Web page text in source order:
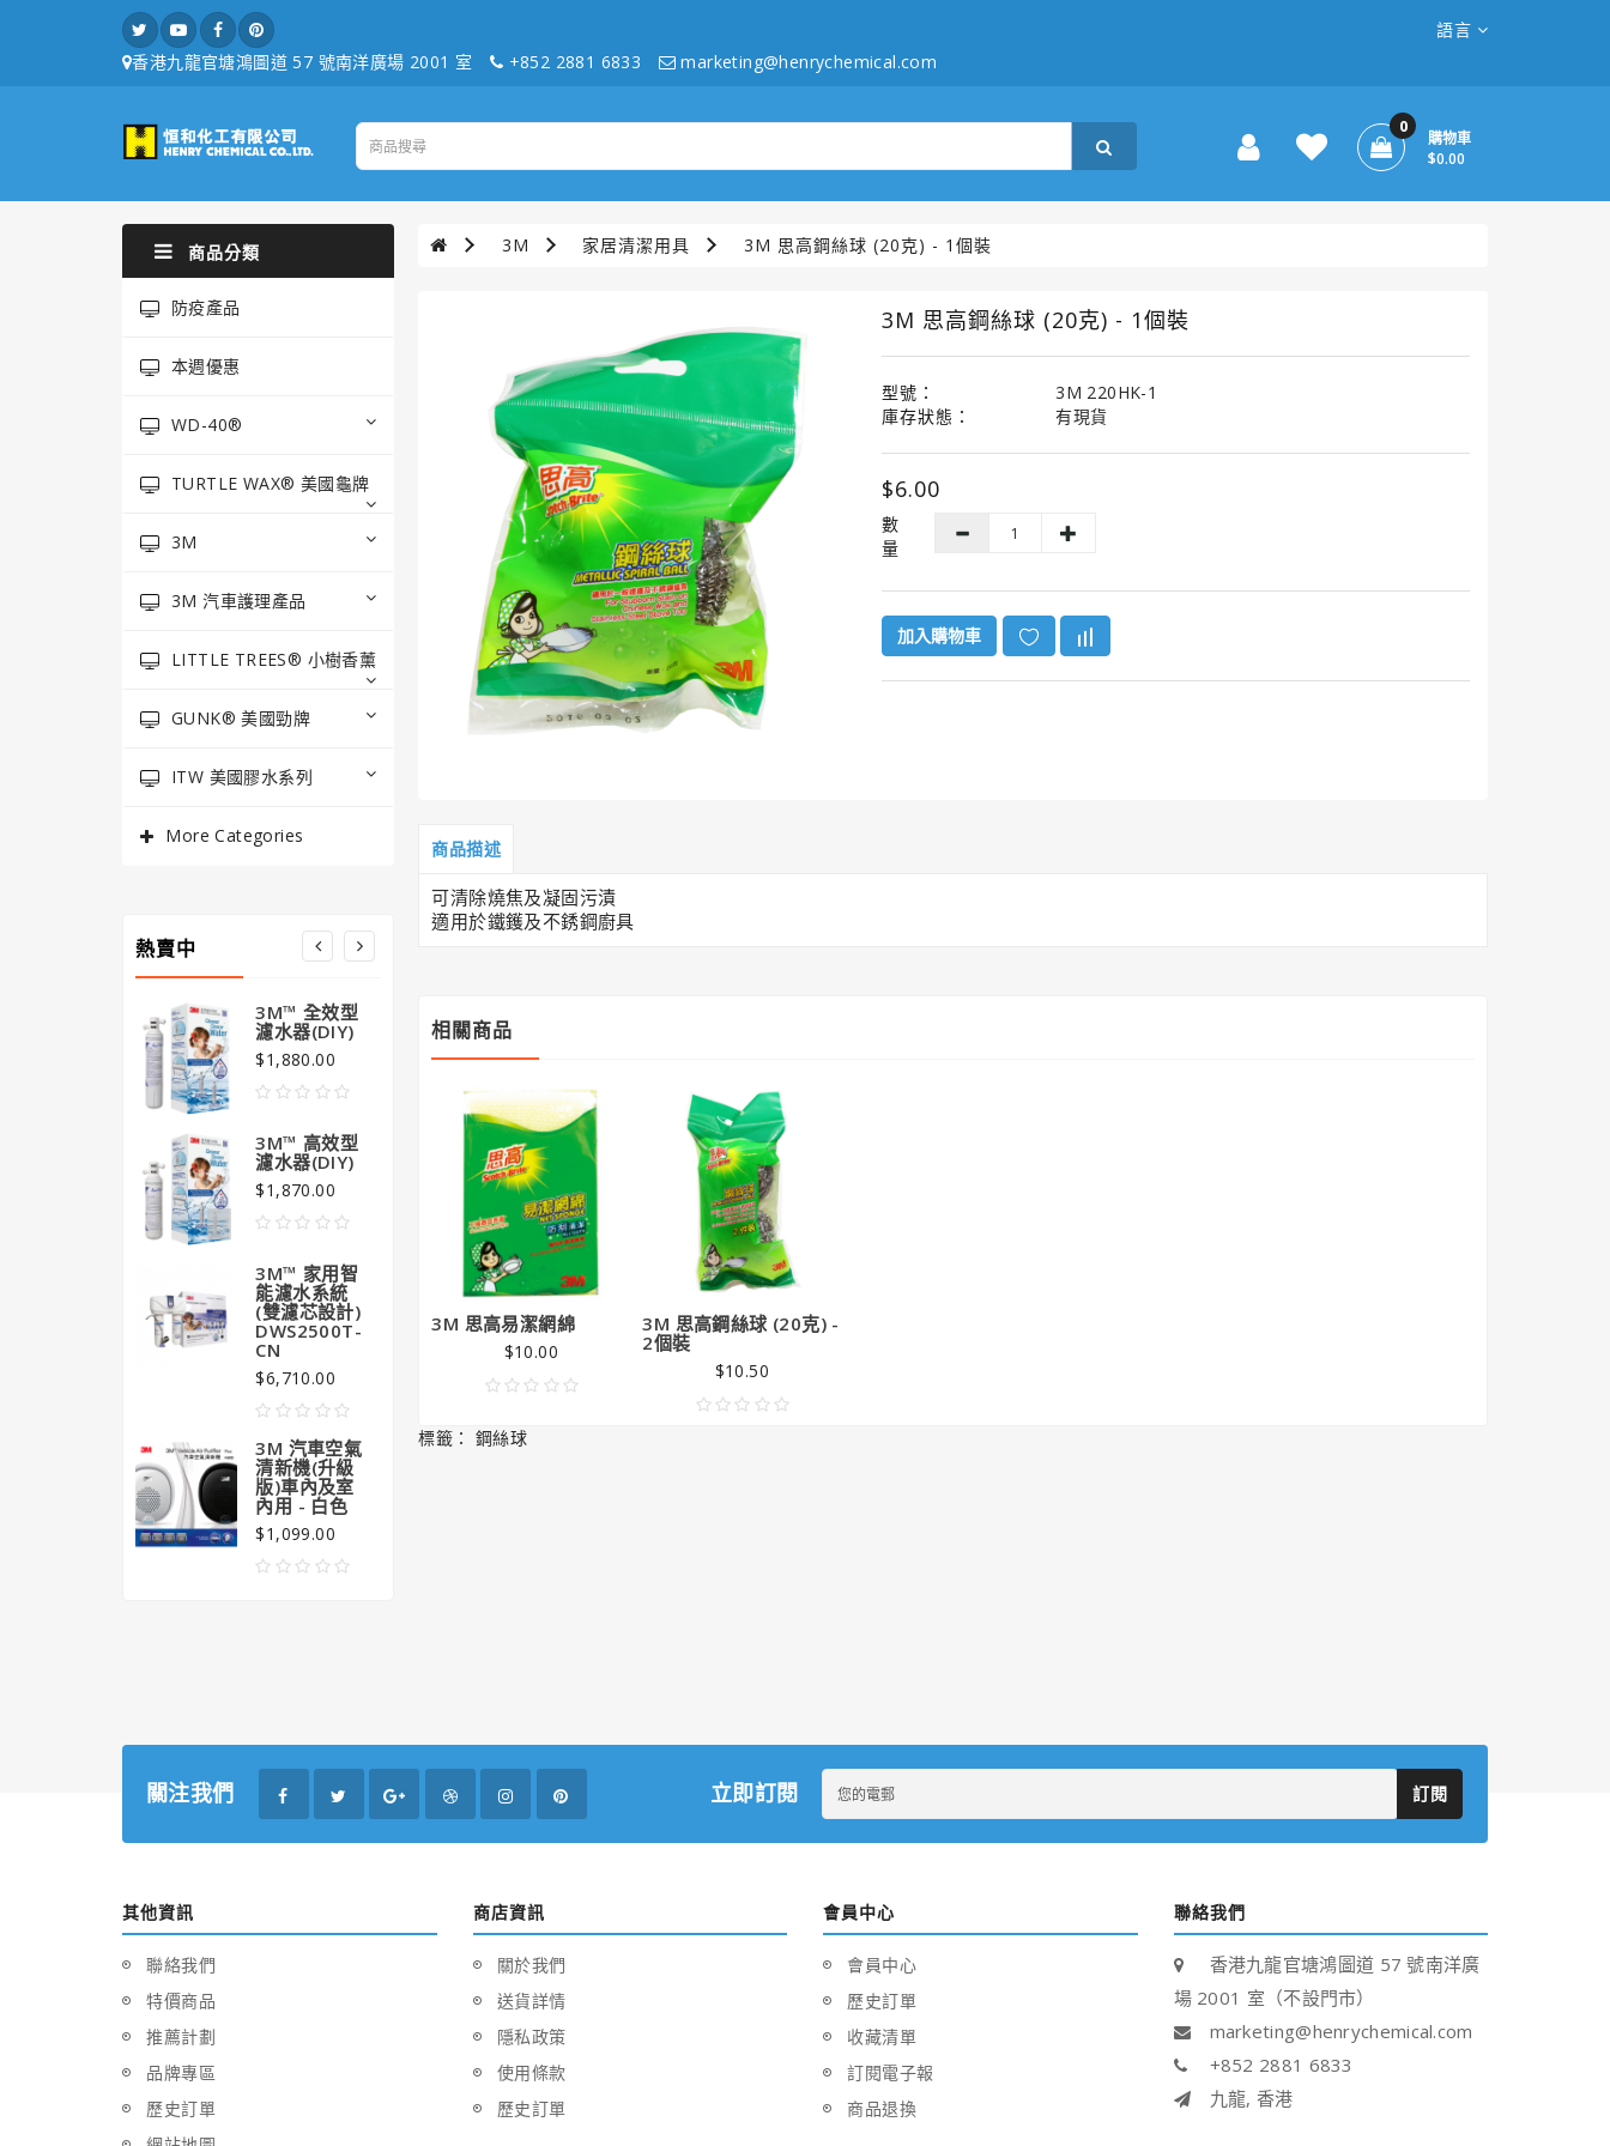
香港九龍官塘鴻圖道 57 號南洋廣場 2001 室 +852 2881 6833 marketing@henrychemical.com
語言
購物車
0
$0.00
商品分類
防疫產品
本週優惠
WD-40®
TURTLE WAX® 美國龜牌
3M
3M 汽車護理產品
LITTLE TREES® 小樹香薰
GUNK® 美國勁牌
ITW 美國膠水系列
More Categories
熱賣中
3M™ 全效型
濾水器(DIY)
$1,880.00
3M™ 高效型
濾水器(DIY)
$1,870.00
3M™ 家用智
能濾水系統
(雙濾芯設計)
DWS2500T-
CN
$6,710.00
3M 汽車空氣
清新機(升級
版)車內及室
內用 - 白色
$1,099.00
清新機(升級
3M 家居清潔用具 3M 思高鋼絲球 (20克) - 1個裝
3M 思高鋼絲球 (20克) - 1個裝
型號：
3M 220HK-1
庫存狀態：
有現貨
$6.00
數
量
加入購物車
商品描述
可清除燒焦及凝固污漬
適用於鐵鑊及不銹鋼廚具
相關商品
3M 思高易潔網綿
$10.00
3M 思高鋼絲球 (20克) -
2個裝
$10.50
標籤： 鋼絲球
關注我們 立即訂閱 訂閱
其他資訊
聯絡我們
特價商品
推薦計劃
品牌專區
歷史訂單
商店資訊
關於我們
送貨詳情
隱私政策
使用條款
歷史訂單
會員中心
會員中心
歷史訂單
收藏清單
訂閱電子報
商品退換
聯絡我們
香港九龍官塘鴻圖道 57 號南洋廣
場 2001 室（不設門市）
marketing@henrychemical.com
+852 2881 6833
九龍, 香港